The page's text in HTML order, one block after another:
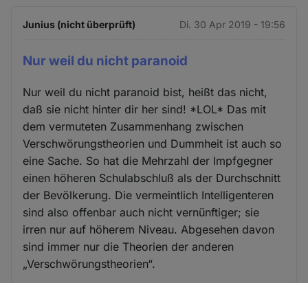
Junius (nicht überprüft) Di. 30 Apr 2019 - 19:56
Nur weil du nicht paranoid
Nur weil du nicht paranoid bist, heißt das nicht,
daß sie nicht hinter dir her sind! *LOL* Das mit
dem vermuteten Zusammenhang zwischen
Verschwörungstheorien und Dummheit ist auch so
eine Sache. So hat die Mehrzahl der Impfgegner
einen höheren Schulabschluß als der Durchschnitt
der Bevölkerung. Die vermeintlich Intelligenteren
sind also offenbar auch nicht vernünftiger; sie
irren nur auf höherem Niveau. Abgesehen davon
sind immer nur die Theorien der anderen
„Verschwörungstheorien“.